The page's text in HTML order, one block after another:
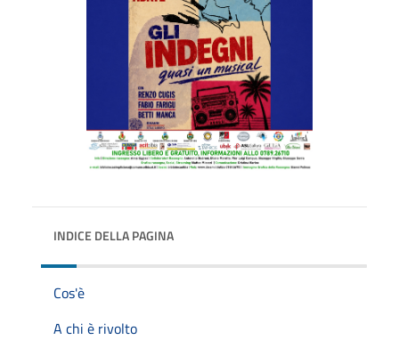
INDICE DELLA PAGINA
Cos'è
A chi è rivolto